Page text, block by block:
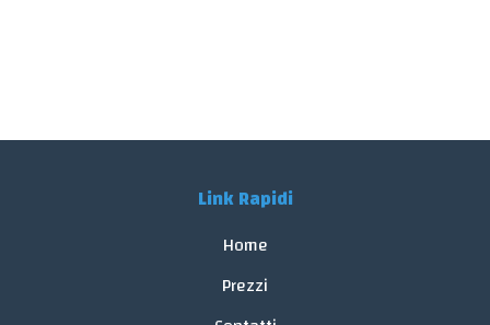
Link Rapidi
Home
Prezzi